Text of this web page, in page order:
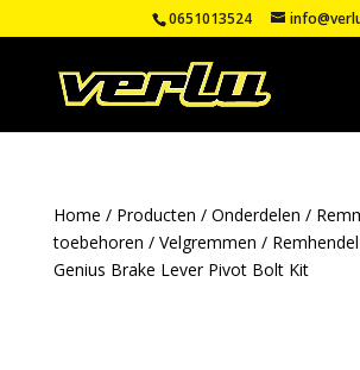
0651013524
Home / Producten / Onderdelen /
toebehoren / Velgremmen /
Genius Brake Lever Pivot Bolt Kit